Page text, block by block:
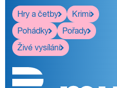
Hry a četby
Krimi
Pohádky
Pořady
Živé vysílání